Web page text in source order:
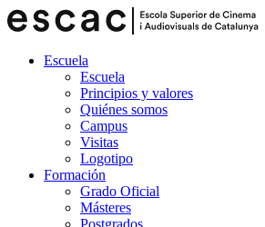
Escuela
Escuela
Principios y valores
Quiénes somos
Campus
Visitas
Logotipo
Formación
Grado Oficial
Másteres
Postgrados